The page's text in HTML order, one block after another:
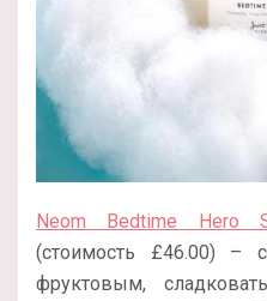
Neom Bedtime Hero
(стоимость £46.00) –
фруктовым,